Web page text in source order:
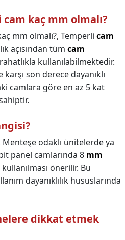
kaç mm olmalı?
mm olmalı?, Temperli cam
açısından tüm cam
kullanılabilmektedir.
son derece dayanıklı
camlara göre en az 5 kat
Menteşe odaklı ünitelerde ya
panel camlarında 8 mm
kullanılması önerilir. Bu
dayanıklılık hususlarında
dikkat etmek